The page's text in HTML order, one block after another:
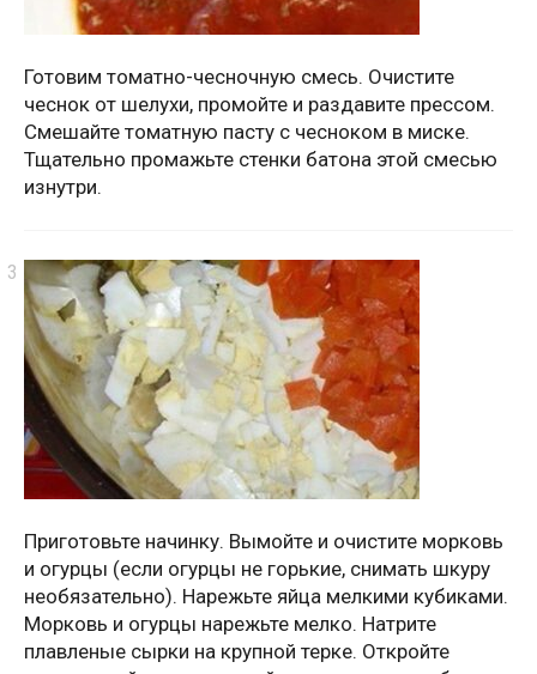
Готовим томатно-чесночную смесь. Очистите
чеснок от шелухи, промойте и раздавите прессом.
Смешайте томатную пасту с чесноком в миске.
Тщательно промажьте стенки батона этой смесью
изнутри.
Приготовьте начинку. Вымойте и очистите морковь
и огурцы (если огурцы не горькие, снимать шкуру
необязательно). Нарежьте яйца мелкими кубиками.
Морковь и огурцы нарежьте мелко. Натрите
плавленые сырки на крупной терке. Откройте